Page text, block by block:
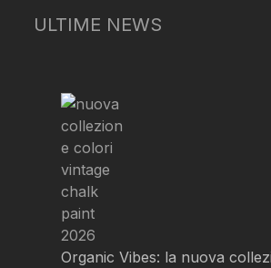
ULTIME NEWS
Organic Vibes: la nuova